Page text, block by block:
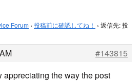
Forum › 投稿前に確認してね！ › 返信先: 投
#143815
appreciating the way the post